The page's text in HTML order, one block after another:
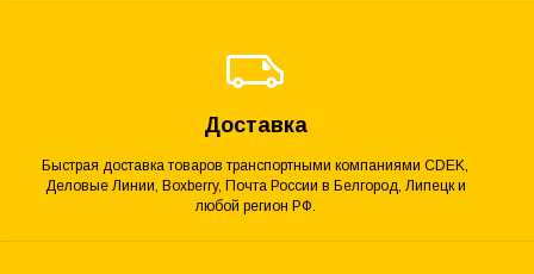
Доставка
Быстрая доставка товаров транспортными компаниями CDEK,
Деловые Линии, Boxberry, Почта России в Белгород, Липецк и
любой регион РФ.